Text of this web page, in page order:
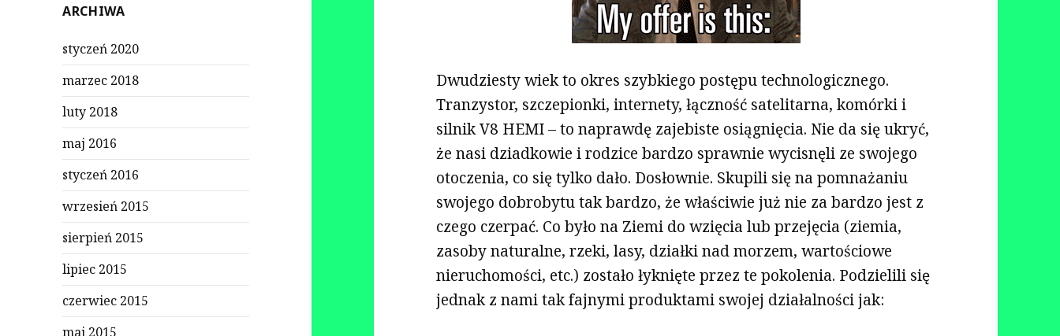
ARCHIWA
styczeń 2020
marzec 2018
luty 2018
maj 2016
styczeń 2016
wrzesień 2015
sierpień 2015
lipiec 2015
czerwiec 2015
maj 2015
Dwudziesty wiek to okres szybkiego postępu technologicznego.
Tranzystor, szczepionki, internety, łączność satelitarna, komórki i
silnik V8 HEMI – to naprawdę zajebiste osiągnięcia. Nie da się ukryć,
że nasi dziadkowie i rodzice bardzo sprawnie wycisnęli ze swojego
otoczenia, co się tylko dało. Dosłownie. Skupili się na pomnażaniu
swojego dobrobytu tak bardzo, że właściwie już nie za bardzo jest z
czego czerpać. Co było na Ziemi do wzięcia lub przejęcia (ziemia,
zasoby naturalne, rzeki, lasy, działki nad morzem, wartościowe
nieruchomości, etc.) zostało łyknięte przez te pokolenia. Podzielili się
jednak z nami tak fajnymi produktami swojej działalności jak: